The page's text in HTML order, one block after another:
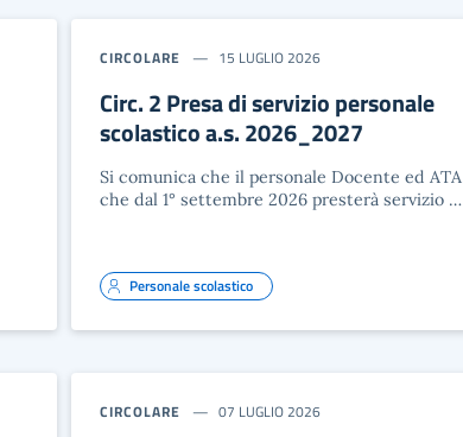
CIRCOLARE 15 LUGLIO 2026
Circ. 2 Presa di servizio personale
scolastico a.s. 2026_2027
Si comunica che il personale Docente ed ATA
che dal 1° settembre 2026 presterà servizio …
Personale scolastico
CIRCOLARE 07 LUGLIO 2026